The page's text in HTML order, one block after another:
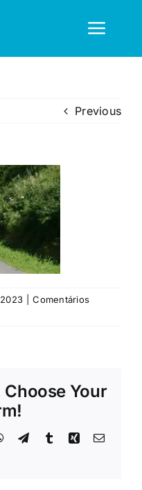
Previous
Comentários
Choose Your
WhatsApp
TelegramTumblrXing Email